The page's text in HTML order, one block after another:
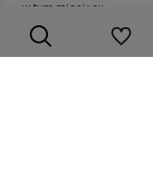
w tym miesiącu